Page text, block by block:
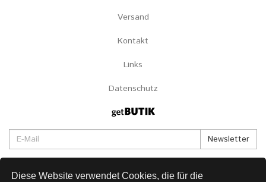
Diese Website verwendet Cookies, die für die
Versand
Kontakt
Links
Datenschutz
Newsletter